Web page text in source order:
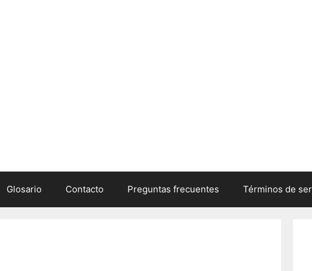
Glosario Contacto Preguntas frecuentes Términos de